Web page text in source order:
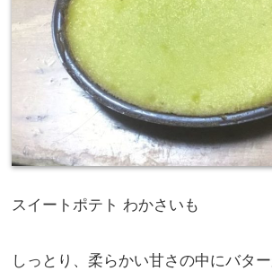
スイートポテト わかさいも
しっとり、柔らかい甘さの中にバタ